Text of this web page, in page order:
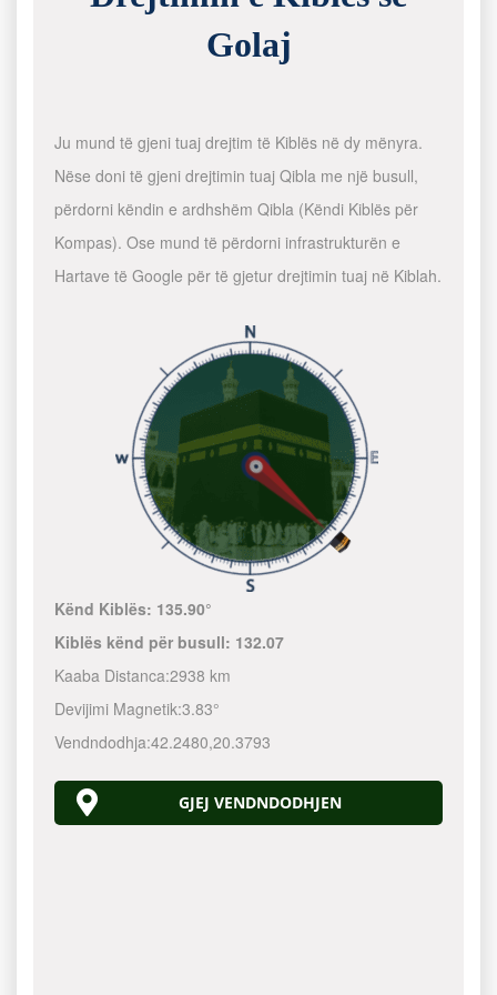
Golaj
Ju mund të gjeni tuaj drejtim të Kiblës në dy mënyra.
Nëse doni të gjeni drejtimin tuaj Qibla me një busull,
përdorni këndin e ardhshëm Qibla (Këndi Kiblës për
Kompas). Ose mund të përdorni infrastrukturën e
Hartave të Google për të gjetur drejtimin tuaj në Kiblah.
Kënd Kiblës: 135.90°
Kiblës kënd për busull: 132.07
Kaaba Distanca:2938 km
Devijimi Magnetik:3.83°
Vendndodhja:42.2480,20.3793
GJEJ VENDNDODHJEN